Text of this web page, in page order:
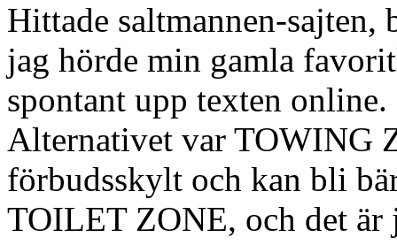
Hittade saltmannen-sajten,
jag hörde min gamla
spontant upp texten online.
Alternativet var TOWING
förbudsskylt och kan bli
TOILET ZONE, och det